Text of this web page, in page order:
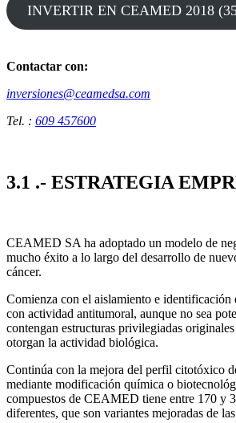
INVERTIR EN CEAMED 2018
Contactar con:
inversiones@ceamedsa.com
Tel. : 609 457600
3.1 .- ESTRATEGIA
CEAMED SA ha adoptado un modelo de
mucho éxito a lo largo del desarrollo de
cáncer.
Comienza con el aislamiento e identificación
con actividad antitumoral, aunque no sea
contengan estructuras privilegiadas
otorgan la actividad biológica.
Continúa con la mejora del perfil citotóxico
mediante modificación química o
compuestos de CEAMED tiene entre 170 y
diferentes, que son variantes mejoradas de